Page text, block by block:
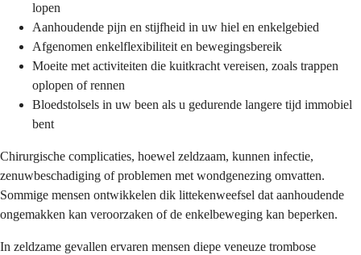
lopen
Aanhoudende pijn en stijfheid in uw hiel en enkelgebied
Afgenomen enkelflexibiliteit en bewegingsbereik
Moeite met activiteiten die kuitkracht vereisen, zoals trappen
oplopen of rennen
Bloedstolsels in uw been als u gedurende langere tijd immobiel
bent
Chirurgische complicaties, hoewel zeldzaam, kunnen infectie,
zenuwbeschadiging of problemen met wondgenezing omvatten.
Sommige mensen ontwikkelen dik littekenweefsel dat aanhoudende
ongemakken kan veroorzaken of de enkelbeweging kan beperken.
In zeldzame gevallen ervaren mensen diepe veneuze trombose